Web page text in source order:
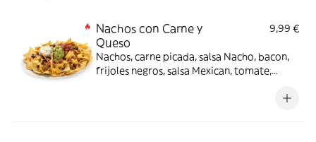
Nachos con Carne y
Queso
9,99 €
Nachos, carne picada, salsa Nacho, bacon,
frijoles negros, salsa Mexican, tomate,